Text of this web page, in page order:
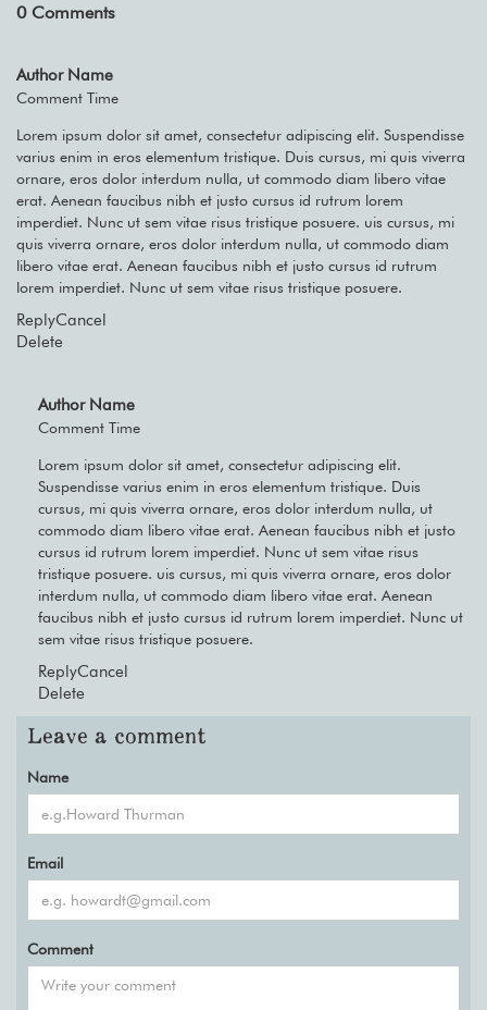
0Comments
Author Name
Comment Time
Lorem ipsum dolor sit amet, consectetur adipiscing elit. Suspendisse
varius enim in eros elementum tristique. Duis cursus, mi quis viverra
ornare, eros dolor interdum nulla, ut commodo diam libero vitae
erat. Aenean faucibus nibh et justo cursus id rutrum lorem
imperdiet. Nunc ut sem vitae risus tristique posuere. uis cursus, mi
quis viverra ornare, eros dolor interdum nulla, ut commodo diam
libero vitae erat. Aenean faucibus nibh et justo cursus id rutrum
lorem imperdiet. Nunc ut sem vitae risus tristique posuere.
ReplyCancel
Delete
Author Name
Comment Time
Lorem ipsum dolor sit amet, consectetur adipiscing elit.
Suspendisse varius enim in eros elementum tristique. Duis
cursus, mi quis viverra ornare, eros dolor interdum nulla, ut
commodo diam libero vitae erat. Aenean faucibus nibh et justo
cursus id rutrum lorem imperdiet. Nunc ut sem vitae risus
tristique posuere. uis cursus, mi quis viverra ornare, eros dolor
interdum nulla, ut commodo diam libero vitae erat. Aenean
faucibus nibh et justo cursus id rutrum lorem imperdiet. Nunc ut
sem vitae risus tristique posuere.
ReplyCancel
Delete
Leave a comment
Name
Email
Comment